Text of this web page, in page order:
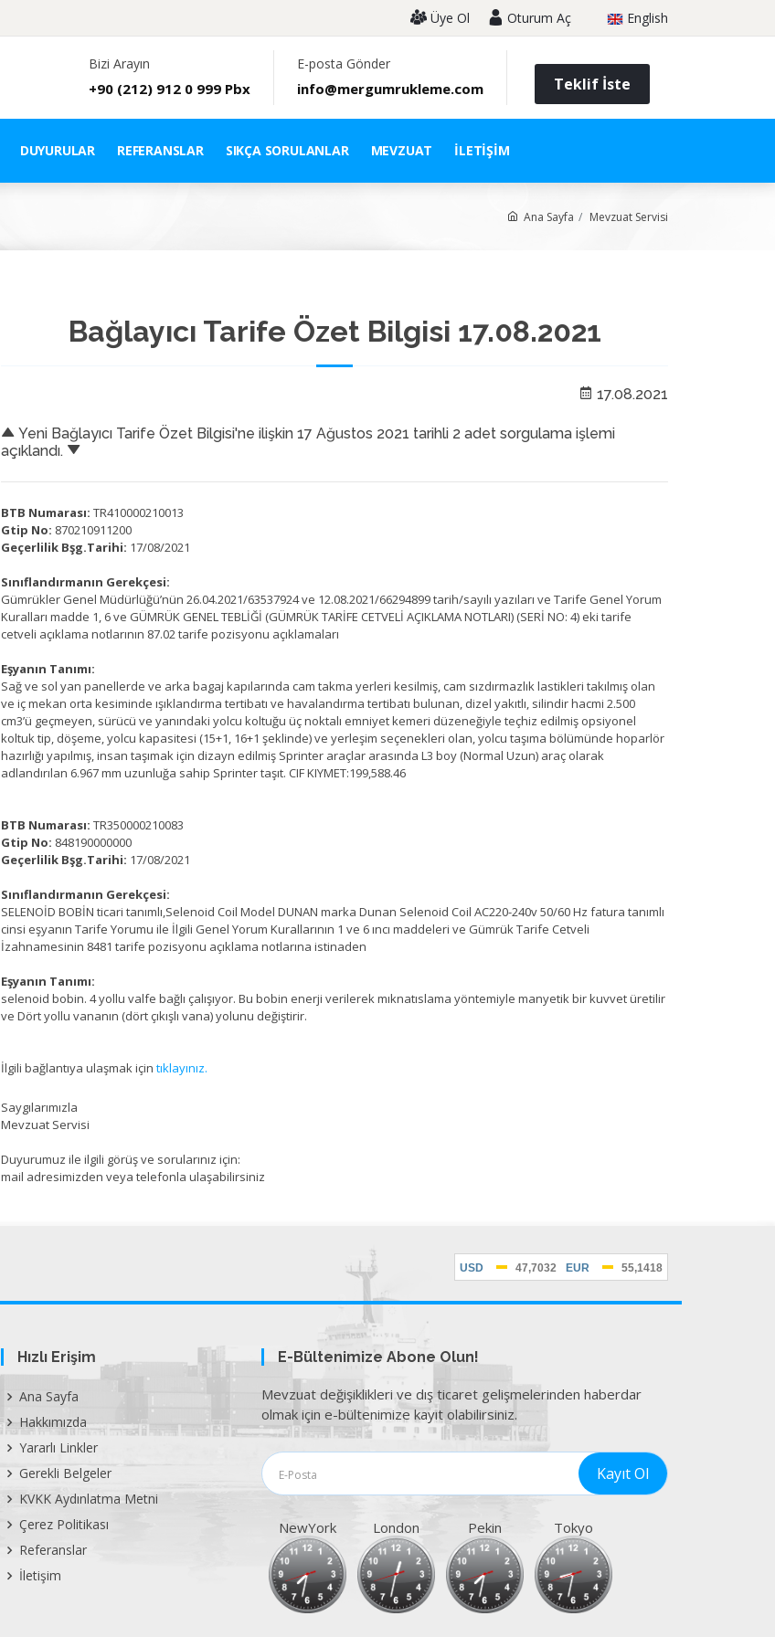
Üye Ol Oturum Aç English
Bizi Arayın
+90 (212) 912 0 999 Pbx
E-posta Gönder
info@mergumrukleme.com Teklif İste
DUYURULAR REFERANSLAR SIKÇA SORULANLAR MEVZUAT İLETIŞIM
Ana Sayfa Mevzuat Servisi
Bağlayıcı Tarife Özet Bilgisi 17.08.2021
17.08.2021
Yeni Bağlayıcı Tarife Özet Bilgisi'ne ilişkin 17 Ağustos 2021 tarihli 2 adet sorgulama işlemi
açıklandı.
BTB Numarası: TR410000210013
Gtip No: 870210911200
Geçerlilik Bşg.Tarihi: 17/08/2021
Sınıflandırmanın Gerekçesi:
Gümrükler Genel Müdürlüğü’nün 26.04.2021/63537924 ve 12.08.2021/66294899 tarih/sayılı yazıları ve Tarife Genel Yorum
Kuralları madde 1, 6 ve GÜMRÜK GENEL TEBLİĞİ (GÜMRÜK TARİFE CETVELİ AÇIKLAMA NOTLARI) (SERİ NO: 4) eki tarife
cetveli açıklama notlarının 87.02 tarife pozisyonu açıklamaları
Eşyanın Tanımı:
Sağ ve sol yan panellerde ve arka bagaj kapılarında cam takma yerleri kesilmiş, cam sızdırmazlık lastikleri takılmış olan
ve iç mekan orta kesiminde ışıklandırma tertibatı ve havalandırma tertibatı bulunan, dizel yakıtlı, silindir hacmi 2.500
cm3’ü geçmeyen, sürücü ve yanındaki yolcu koltuğu üç noktalı emniyet kemeri düzeneğiyle teçhiz edilmiş opsiyonel
koltuk tip, döşeme, yolcu kapasitesi (15+1, 16+1 şeklinde) ve yerleşim seçenekleri olan, yolcu taşıma bölümünde hoparlör
hazırlığı yapılmış, insan taşımak için dizayn edilmiş Sprinter araçlar arasında L3 boy (Normal Uzun) araç olarak
adlandırılan 6.967 mm uzunluğa sahip Sprinter taşıt. CIF KIYMET:199,588.46
BTB Numarası: TR350000210083
Gtip No: 848190000000
Geçerlilik Bşg.Tarihi: 17/08/2021
Sınıflandırmanın Gerekçesi:
SELENOİD BOBİN ticari tanımlı,Selenoid Coil Model DUNAN marka Dunan Selenoid Coil AC220-240v 50/60 Hz fatura tanımlı
cinsi eşyanın Tarife Yorumu ile İlgili Genel Yorum Kurallarının 1 ve 6 ıncı maddeleri ve Gümrük Tarife Cetveli
İzahnamesinin 8481 tarife pozisyonu açıklama notlarına istinaden
Eşyanın Tanımı:
selenoid bobin. 4 yollu valfe bağlı çalışıyor. Bu bobin enerji verilerek mıknatıslama yöntemiyle manyetik bir kuvvet üretilir
ve Dört yollu vananın (dört çıkışlı vana) yolunu değiştirir.
İlgili bağlantıya ulaşmak için tıklayınız.
Saygılarımızla
Mevzuat Servisi
Duyurumuz ile ilgili görüş ve sorularınız için:
mail adresimizden veya telefonla ulaşabilirsiniz
Hızlı Erişim
Ana Sayfa
Hakkımızda
Yararlı Linkler
Gerekli Belgeler
KVKK Aydınlatma Metni
Çerez Politikası
Referanslar
İletişim
E-Bültenimize Abone Olun!
Mevzuat değişiklikleri ve dış ticaret gelişmelerinden haberdar
olmak için e-bültenimize kayıt olabilirsiniz.
NewYork London Pekin Tokyo